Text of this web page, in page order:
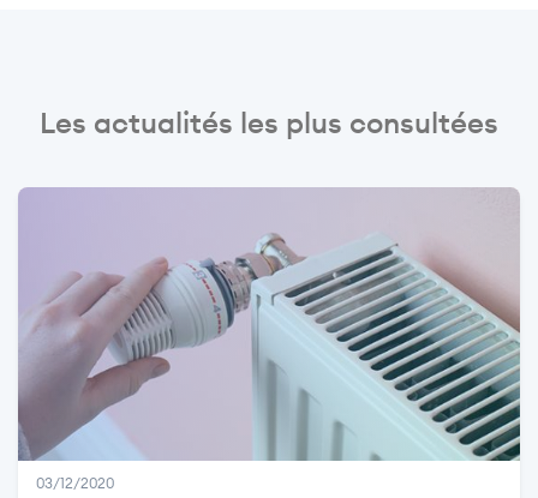
Les actualités les plus consultées
Image
03/12/2020